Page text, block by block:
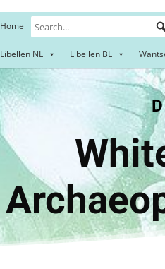
Home
Libellen NL Libellen BL